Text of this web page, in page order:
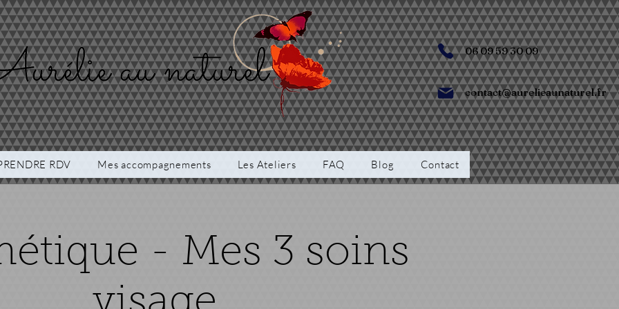
06 09 59 30 09
contact@aurelieaunaturel.fr
RDV Mes accompagnements Les Ateliers FAQ Blog Contact
- Mes 3 soins